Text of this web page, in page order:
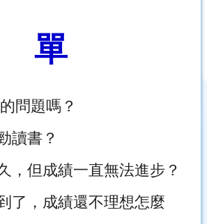
單
問題嗎？
讀書？
，但成績一直無法進步？
了，成績還不理想怎麼